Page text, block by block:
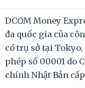
DCOM Money
đa quốc gia của
có trụ sở tại
phép số 00001 do
chính Nhật Bản